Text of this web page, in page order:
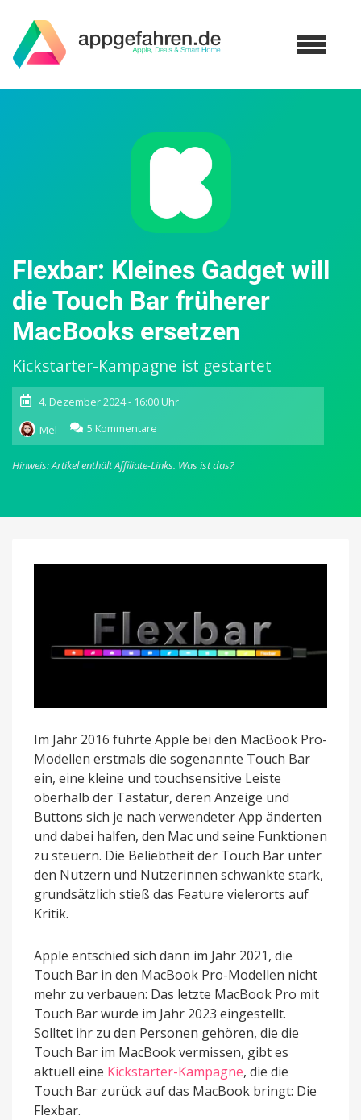
Flexbar: Kleines Gadget will
die Touch Bar früherer
MacBooks ersetzen
Kickstarter-Kampagne ist gestartet
4. Dezember 2024 - 16:00 Uhr
Mel
5 Kommentare
Flexbar:
Kleines
Gadget
Touch
MacBooks
Hinweis: Artikel enthält Affiliate-Links. Was ist das?
Im Jahr 2016 führte Apple bei den MacBook Pro-
Modellen erstmals die sogenannte Touch Bar
ein, eine kleine und touchsensitive Leiste
oberhalb der Tastatur, deren Anzeige und
Buttons sich je nach verwendeter App änderten
und dabei halfen, den Mac und seine Funktionen
zu steuern. Die Beliebtheit der Touch Bar unter
den Nutzern und Nutzerinnen schwankte stark,
grundsätzlich stieß das Feature vielerorts auf
Kritik.
Apple entschied sich dann im Jahr 2021, die
Touch Bar in den MacBook Pro-Modellen nicht
mehr zu verbauen: Das letzte MacBook Pro mit
Touch Bar wurde im Jahr 2023 eingestellt.
Solltet ihr zu den Personen gehören, die die
Touch Bar im MacBook vermissen, gibt es
aktuell eine Kickstarter-Kampagne, die die
Touch Bar zurück auf das MacBook bringt: Die
Flexbar.